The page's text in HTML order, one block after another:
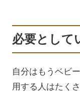
必要として
自分はもうベビ
用する人はたく